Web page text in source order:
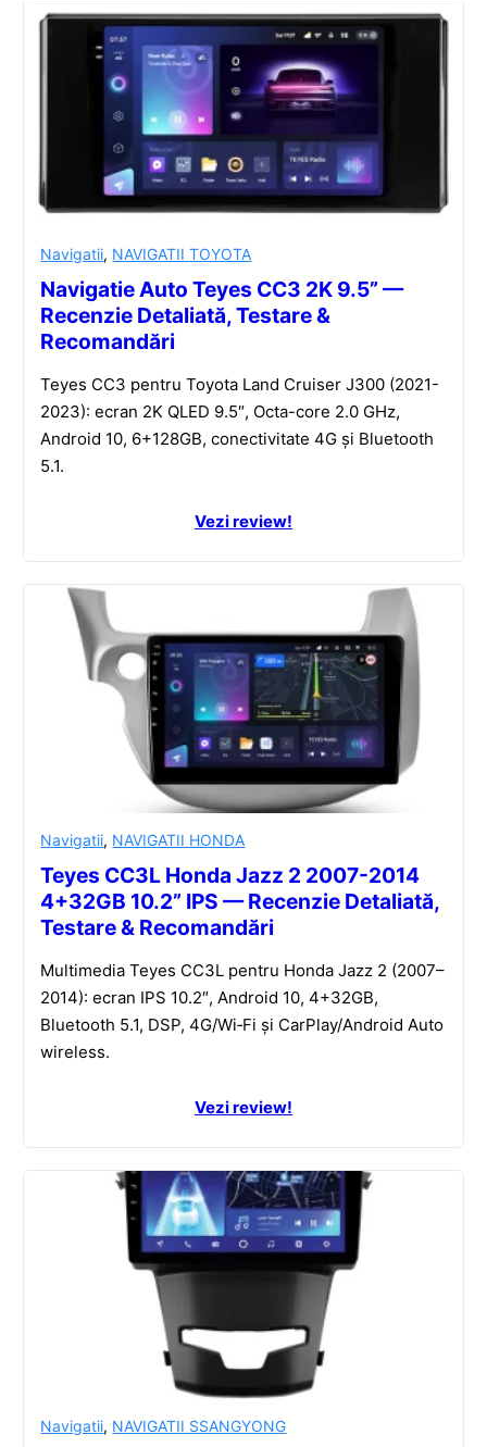
Navigatii, NAVIGATII TOYOTA
Navigatie Auto Teyes CC3 2K 9.5” —
Recenzie Detaliată, Testare &
Recomandări
Teyes CC3 pentru Toyota Land Cruiser J300 (2021-
2023): ecran 2K QLED 9.5″, Octa-core 2.0 GHz,
Android 10, 6+128GB, conectivitate 4G și Bluetooth
5.1.
Vezi review!
Navigatii, NAVIGATII HONDA
Teyes CC3L Honda Jazz 2 2007-2014
4+32GB 10.2” IPS — Recenzie Detaliată,
Testare & Recomandări
Multimedia Teyes CC3L pentru Honda Jazz 2 (2007–
2014): ecran IPS 10.2″, Android 10, 4+32GB,
Bluetooth 5.1, DSP, 4G/Wi‑Fi și CarPlay/Android Auto
wireless.
Vezi review!
Navigatii, NAVIGATII SSANGYONG